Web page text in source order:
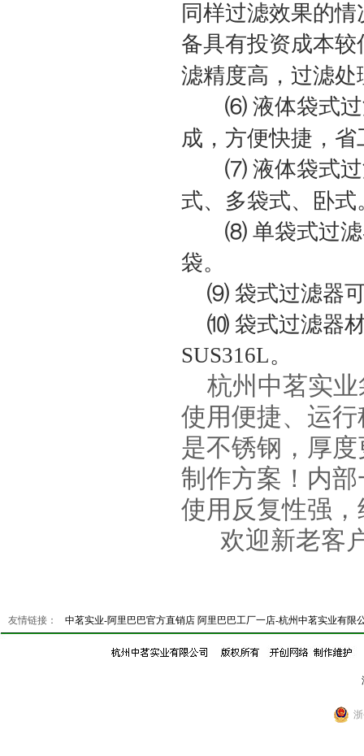
同样过滤效果的
备具有投资成本
滤精度高，过滤
⑹ 液体袋式
成，方便快捷，省
⑺ 液体袋式
式、多袋式、卧式
⑻ 单袋式过
袋。
⑼ 袋式过滤器
⑽ 袋式过滤器
SUS316L。
杭州中茗实业
使用便捷、运
是不锈钢，厚
制作方案！内
使用反复性强
欢迎新老客
友情链接： 中茗实业-阿里巴巴官方直销店 阿里巴巴工厂一店-杭州中茗实业有限